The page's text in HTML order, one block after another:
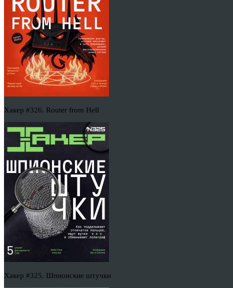
Хакер #326. Router from Hell
Хакер #325. Шпионские штучки